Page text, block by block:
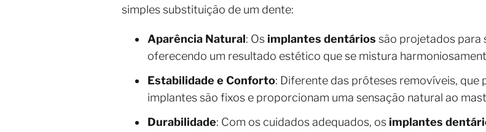
simples substituição de um dente:
Aparência Natural: Os implantes dentários são projetados para
oferecendo um resultado estético que se mistura
Estabilidade e Conforto: Diferente das próteses removíveis,
implantes são fixos e proporcionam uma sensação natural ao
Durabilidade: Com os cuidados adequados, os implantes